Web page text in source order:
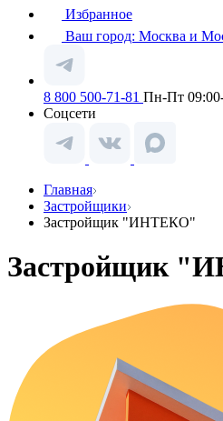
Избранное
Ваш город: Москва и
8 800 500-71-81 Пн-Пт
Соцсети
Главная
Застройщики
Застройщик "ИНТЕКО"
Застройщик